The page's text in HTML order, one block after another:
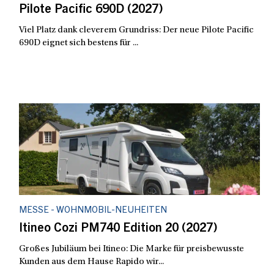
Pilote Pacific 690D (2027)
Viel Platz dank cleverem Grundriss: Der neue Pilote Pacific
690D eignet sich bestens für ...
MESSE - WOHNMOBIL-NEUHEITEN
Itineo Cozi PM740 Edition 20 (2027)
Großes Jubiläum bei Itineo: Die Marke für preisbewusste
Kunden aus dem Hause Rapido wir...